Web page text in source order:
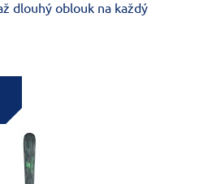
dlouhý oblouk na každý